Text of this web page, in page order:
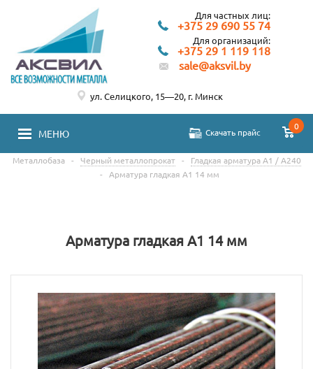
Для частных лиц:
+375 29 690 55 74
Для организаций:
+375 29 1 119 118
sale@aksvil.by
МЕНЮ Скачать прайс
0
ул. Селицкого, 15—20, г. Минск
Металлобаза - Черный металлопрокат -
Гладкая арматура А1 / А240
-
Арматура гладкая А1 14 мм
Арматура гладкая А1 14 мм